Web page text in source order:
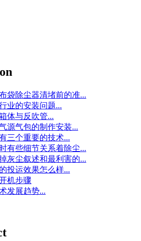
袋除尘器清堵前的准...
业的安装问题...
体与反吹管...
源气包的制作安装...
三个重要的技术...
有些细节关系着除尘...
灰尘叙述和最利害的...
投运效果怎么样...
机步骤
发展趋势...